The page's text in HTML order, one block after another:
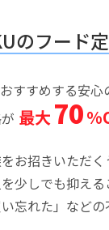
のフード
すすめする安
最大 70
お招きいただく
少しでも抑える
い忘れた」などの